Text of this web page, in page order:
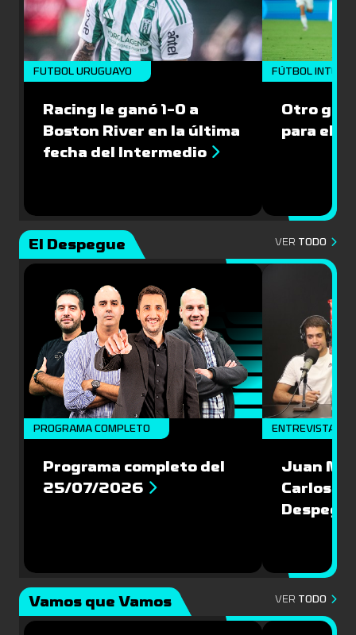
FUTBOL URUGUAYO
Racing le ganó 1-0 a
Boston River en la última
fecha del Intermedio
FÚTBOL
Otro gol
para el
El Despegue VER TODO
PROGRAMA COMPLETO
Programa completo del
25/07/2026
ENTREVISTAS
Juan
Carlos
Vamos que Vamos VER TODO